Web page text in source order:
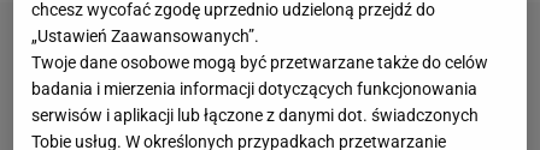
chcesz wycofać zgodę uprzednio udzieloną przejdź do
„Ustawień Zaawansowanych”.
Twoje dane osobowe mogą być przetwarzane także do celów
badania i mierzenia informacji dotyczących funkcjonowania
serwisów i aplikacji lub łączone z danymi dot. świadczonych
Tobie usług. W określonych przypadkach przetwarzanie